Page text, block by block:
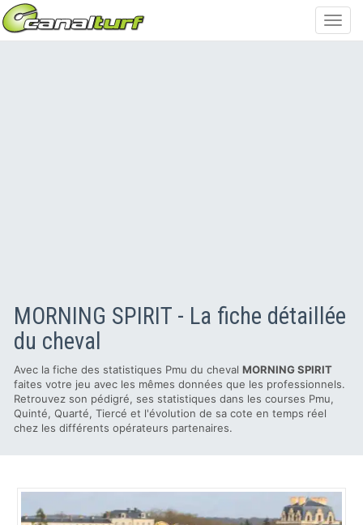
MORNING SPIRIT - La fiche détaillée
du cheval
Avec la fiche des statistiques Pmu du cheval MORNING SPIRIT
faites votre jeu avec les mêmes données que les professionnels.
Retrouvez son pédigré, ses statistiques dans les courses Pmu,
Quinté, Quarté, Tiercé et l'évolution de sa cote en temps réel
chez les différents opérateurs partenaires.